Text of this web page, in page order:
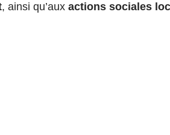
, ainsi qu’aux actions sociales